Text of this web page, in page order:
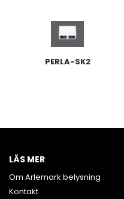
PERLA-SK2
LÄS MER
Om Arlemark belysning
Kontakt